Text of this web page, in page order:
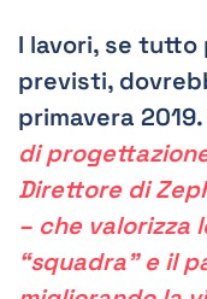
I lavori, se
previsti,
primavera 2019.
di
Direttore di
– che valorizza
“squadra” e il